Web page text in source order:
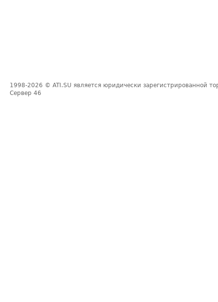
1998-2026 © ATI.SU является юридически зарегистрированной
Сервер 46